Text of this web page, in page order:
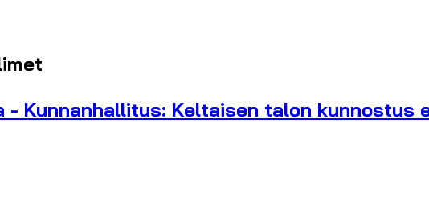
- Kunnanhallitus: Keltaisen talon